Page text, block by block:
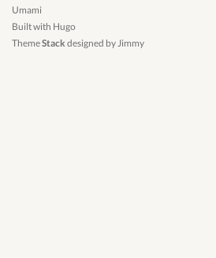
Umami
Built with Hugo
ThemeStack designed byJimmy